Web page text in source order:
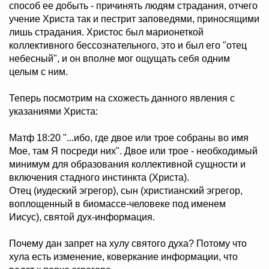
способ ее добыть - причинять людям страдания, отчего
учение Христа так и пестрит заповедями, приносящими
лишь страдания. Христос был марионеткой
коллективного бессознательного, это и был его "отец
небесный", и он вполне мог ощущать себя одним
целым с ним.
Теперь посмотрим на схожесть данного явления с
указаниями Христа:
Матф 18:20 "...ибо, где двое или трое собраны во имя
Мое, там Я посреди них". Двое или трое - необходимый
минимум для образования коллективной сущности и
включения стадного инстинкта (Христа).
Отец (иудеский эгрегор), сын (христианский эгрегор,
воплощенный в биомассе-человеке под именем
Иисус), святой дух-информация.
Почему дан запрет на хулу святого духа? Потому что
хула есть изменение, коверкание информации, что